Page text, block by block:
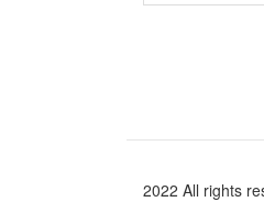
2022 All rights